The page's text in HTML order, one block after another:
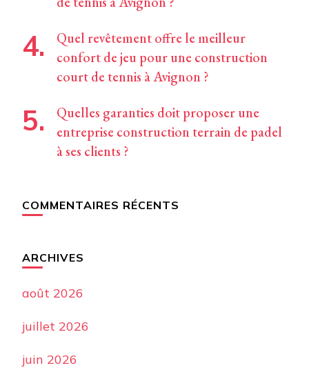
Quel revêtement offre le meilleur
confort de jeu pour une construction
court de tennis à Avignon ?
Quelles garanties doit proposer une
entreprise construction terrain de padel
à ses clients ?
COMMENTAIRES RÉCENTS
ARCHIVES
août 2026
juillet 2026
juin 2026